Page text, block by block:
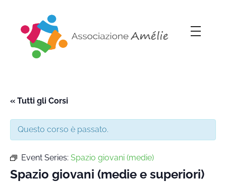
« Tutti gli Corsi
Questo corso è passato.
Event Series: Spazio giovani (medie)
Spazio giovani (medie e superiori)